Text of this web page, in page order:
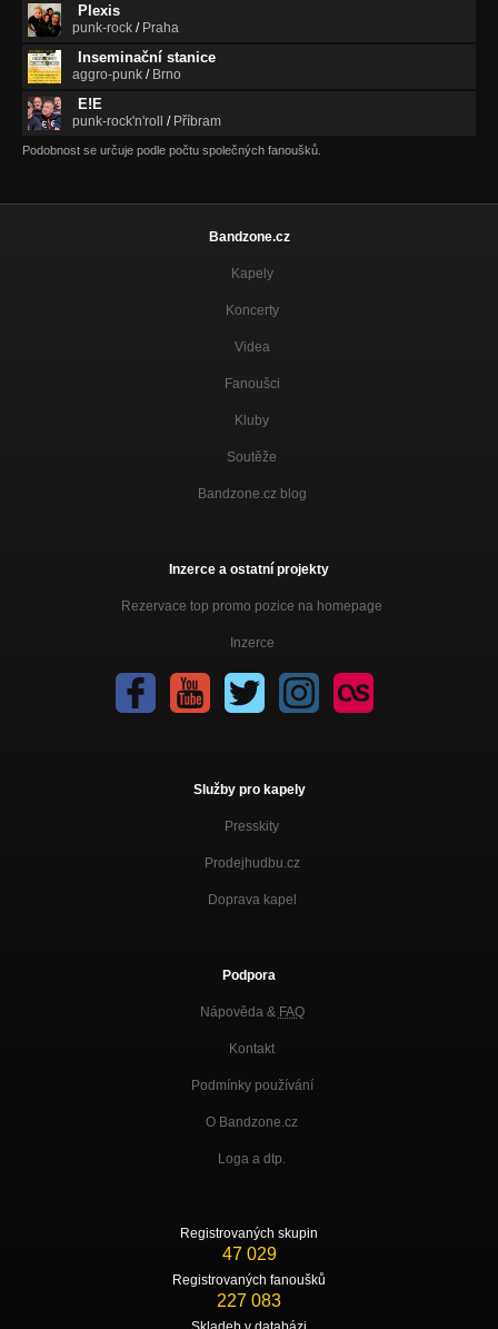
NEPŘÁTELÉ Z FACEBOOKU
Štěstí bez vize
Štěstí bez vize
VESMÍR
Plexis
punk-rock / Praha
Inseminační stanice
aggro-punk / Brno
E!E
punk-rock'n'roll / Příbram
Podobnost se určuje podle počtu společných fanoušků.
Bandzone.cz
Kapely
Koncerty
Videa
Fanoušci
Kluby
Soutěže
Bandzone.cz blog
Inzerce a ostatní projekty
Rezervace top promo pozice na homepage
Inzerce
Služby pro kapely
Presskity
Prodejhudbu.cz
Doprava kapel
Podpora
Nápověda & FAQ
Kontakt
Podmínky používání
O Bandzone.cz
Loga a dtp.
Registrovaných skupin
47 029
Registrovaných fanoušků
227 083